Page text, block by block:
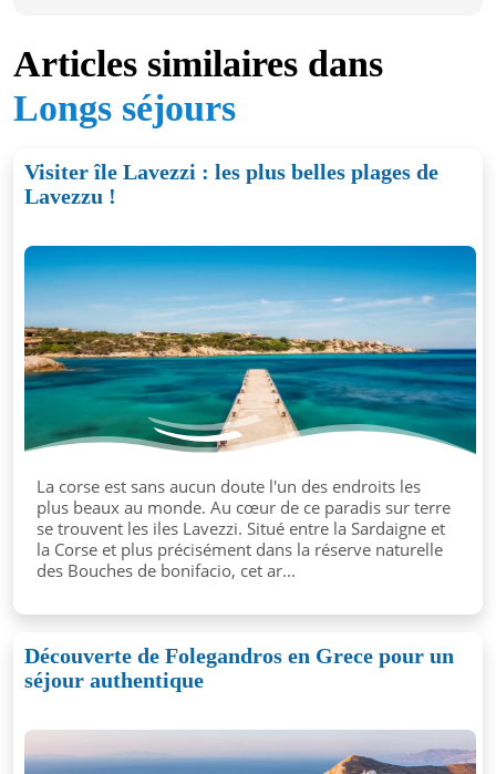
Articles similaires dans
Longs séjours
Visiter île Lavezzi : les plus belles plages de
Lavezzu !
La corse est sans aucun doute l'un des endroits les
plus beaux au monde. Au cœur de ce paradis sur terre
se trouvent les iles Lavezzi. Situé entre la Sardaigne et
la Corse et plus précisément dans la réserve naturelle
des Bouches de bonifacio, cet ar...
Découverte de Folegandros en Grece pour un
séjour authentique